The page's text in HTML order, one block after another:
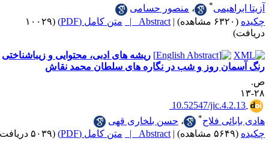
* ،منصور حسامی
|
Abstract | متن کامل (PDF)
(۱۰۰۲۹
ریشه های ادبی، محتوایی و زیباشناختی
روز و شب در نگاره های سلطان محمد نقاش
10.52547/
فلاح
،حسن بلخاری قهی
|
Abstract | متن کامل (PDF) (۵۰۳۹ دریافت)